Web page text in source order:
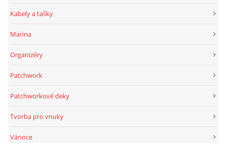
Kabely a tašky
Marina
Organizéry
Patchwork
Patchworkové deky
Tvorba pro vnuky
Vánoce